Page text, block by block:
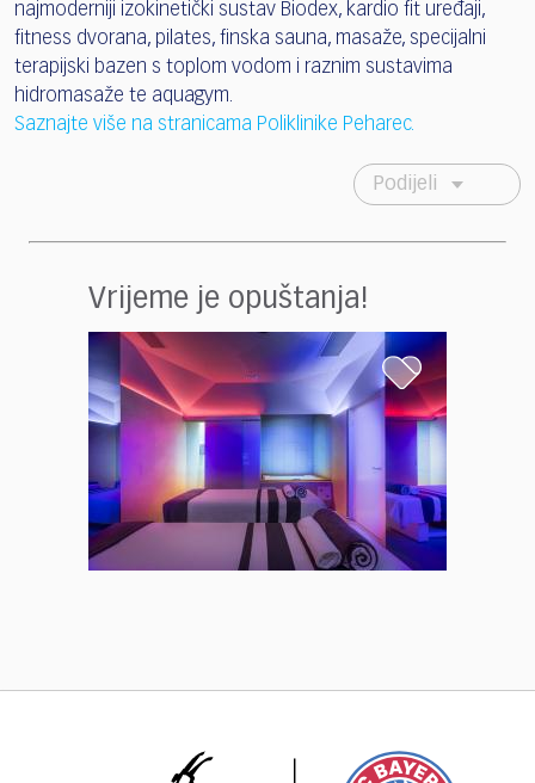
najmoderniji izokinetički sustav Biodex, kardio fit uređaji,
fitness dvorana, pilates, finska sauna, masaže, specijalni
terapijski bazen s toplom vodom i raznim sustavima
hidromasaže te aquagym.
Saznajte više na stranicama Poliklinike Peharec.
Podijeli
Vrijeme je opuštanja!